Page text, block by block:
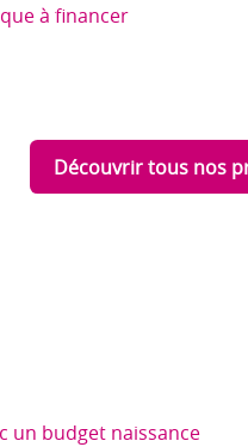
à financer
Découvrir tous nos
un budget naissance